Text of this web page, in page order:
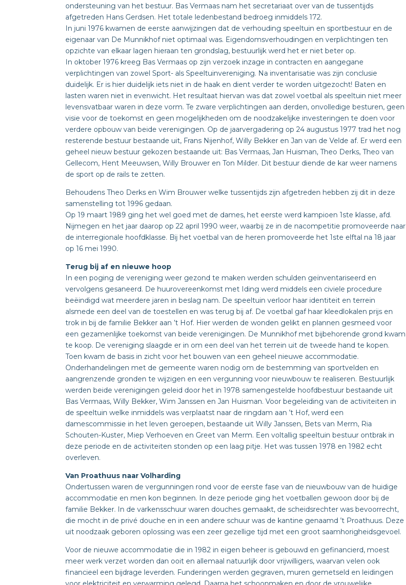
ondersteuning van het bestuur. Bas Vermaas nam het secretariaat over van de tussentijds
afgetreden Hans Gerdsen. Het totale ledenbestand bedroeg inmiddels 172.
In juni 1976 kwamen de eerste aanwijzingen dat de verhouding speeltuin en sportbestuur en de
eigenaar van De Munnikhof niet optimaal was. Eigendomsverhoudingen en verplichtingen ten
opzichte van elkaar lagen hieraan ten grondslag, bestuurlijk werd het er niet beter op.
In oktober 1976 kreeg Bas Vermaas op zijn verzoek inzage in contracten en aangegane
verplichtingen van zowel Sport- als Speeltuinvereniging. Na inventarisatie was zijn conclusie
duidelijk. Er is hier duidelijk iets niet in de haak en dient verder te worden uitgezocht! Baten en
lasten waren niet in evenwicht. Het resultaat hiervan was dat zowel voetbal als speeltuin niet meer
levensvatbaar waren in deze vorm. Te zware verplichtingen aan derden, onvolledige besturen, geen
visie voor de toekomst en geen mogelijkheden om de noodzakelijke investeringen te doen voor
verdere opbouw van beide verenigingen. Op de jaarvergadering op 24 augustus 1977 trad het nog
resterende bestuur bestaande uit, Frans Nijenhof, Willy Bekker en Jan van de Velde af. Er werd een
geheel nieuw bestuur gekozen bestaande uit: Bas Vermaas, Jan Huisman, Theo Derks, Theo van
Gellecom, Hent Meeuwsen, Willy Brouwer en Ton Milder. Dit bestuur diende de kar weer namens
de sport op de rails te zetten.
Behoudens Theo Derks en Wim Brouwer welke tussentijds zijn afgetreden hebben zij dit in deze
samenstelling tot 1996 gedaan.
Op 19 maart 1989 ging het wel goed met de dames, het eerste werd kampioen 1ste klasse, afd.
Nijmegen en het jaar daarop op 22 april 1990 weer, waarbij ze in de nacompetitie promoveerde naar
de interregionale hoofdklasse. Bij het voetbal van de heren promoveerde het 1ste elftal na 18 jaar
op 16 mei 1990.
Terug bij af en nieuwe hoop
In een poging de vereniging weer gezond te maken werden schulden geïnventariseerd en
vervolgens gesaneerd. De huurovereenkomst met Iding werd middels een civiele procedure
beëindigd wat meerdere jaren in beslag nam. De speeltuin verloor haar identiteit en terrein
alsmede een deel van de toestellen en was terug bij af. De voetbal gaf haar kleedlokalen prijs en
trok in bij de familie Bekker aan ’t Hof. Hier werden de wonden gelikt en plannen gesmeed voor
een gezamenlijke toekomst van beide verenigingen. De Munnikhof met bijbehorende grond kwam
te koop. De vereniging slaagde er in om een deel van het terrein uit de tweede hand te kopen.
Toen kwam de basis in zicht voor het bouwen van een geheel nieuwe accommodatie.
Onderhandelingen met de gemeente waren nodig om de bestemming van sportvelden en
aangrenzende gronden te wijzigen en een vergunning voor nieuwbouw te realiseren. Bestuurlijk
werden beide verenigingen geleid door het in 1978 samengestelde hoofdbestuur bestaande uit
Bas Vermaas, Willy Bekker, Wim Janssen en Jan Huisman. Voor begeleiding van de activiteiten in
de speeltuin welke inmiddels was verplaatst naar de ringdam aan ’t Hof, werd een
damescommissie in het leven geroepen, bestaande uit Willy Janssen, Bets van Merm, Ria
Schouten-Kuster, Miep Verhoeven en Greet van Merm. Een voltallig speeltuin bestuur ontbrak in
deze periode en de activiteiten stonden op een laag pitje. Het was tussen 1978 en 1982 echt
overleven.
Van Proathuus naar Volharding
Ondertussen waren de vergunningen rond voor de eerste fase van de nieuwbouw van de huidige
accommodatie en men kon beginnen. In deze periode ging het voetballen gewoon door bij de
familie Bekker. In de varkensschuur waren douches gemaakt, de scheidsrechter was bevoorrecht,
die mocht in de privé douche en in een andere schuur was de kantine genaamd ’t Proathuus. Deze
uit noodzaak geboren oplossing was een zeer gezellige tijd met een groot saamhorigheidsgevoel.
Voor de nieuwe accommodatie die in 1982 in eigen beheer is gebouwd en gefinancierd, moest
meer werk verzet worden dan ooit en allemaal natuurlijk door vrijwilligers, waarvan velen ook
financieel een bijdrage leverden. Funderingen werden gegraven, muren gemetseld en leidingen